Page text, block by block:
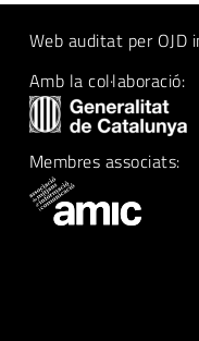
Web auditat per OJD
Amb la col·laboració:
Membres associats: